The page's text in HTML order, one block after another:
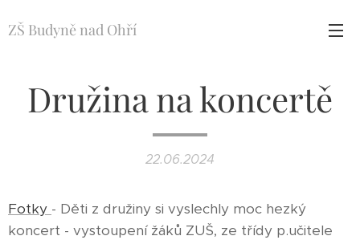
ZŠ Budyně nad Ohří
Družina na koncertě
22.06.2024
Fotky - Děti z družiny si vyslechly moc hezký
koncert - vystoupení žáků ZUŠ, ze třídy p.učitele